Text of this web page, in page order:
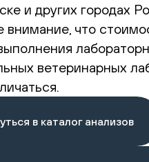
и других городах
внимание, что
ветеринарных
в каталог анализов